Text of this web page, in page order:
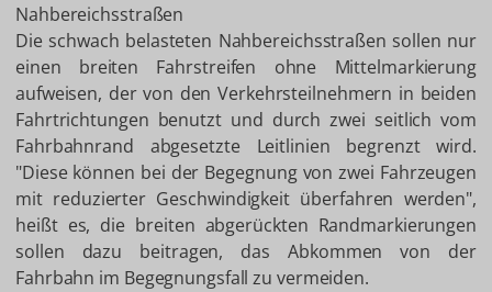
Nahbereichsstraßen
Die schwach belasteten Nahbereichsstraßen sollen nur
einen breiten Fahrstreifen ohne Mittelmarkierung
aufweisen, der von den Verkehrsteilnehmern in beiden
Fahrtrichtungen benutzt und durch zwei seitlich vom
Fahrbahnrand abgesetzte Leitlinien begrenzt wird.
"Diese können bei der Begegnung von zwei Fahrzeugen
mit reduzierter Geschwindigkeit überfahren werden",
heißt es, die breiten abgerückten Randmarkierungen
sollen dazu beitragen, das Abkommen von der
Fahrbahn im Begegnungsfall zu vermeiden.